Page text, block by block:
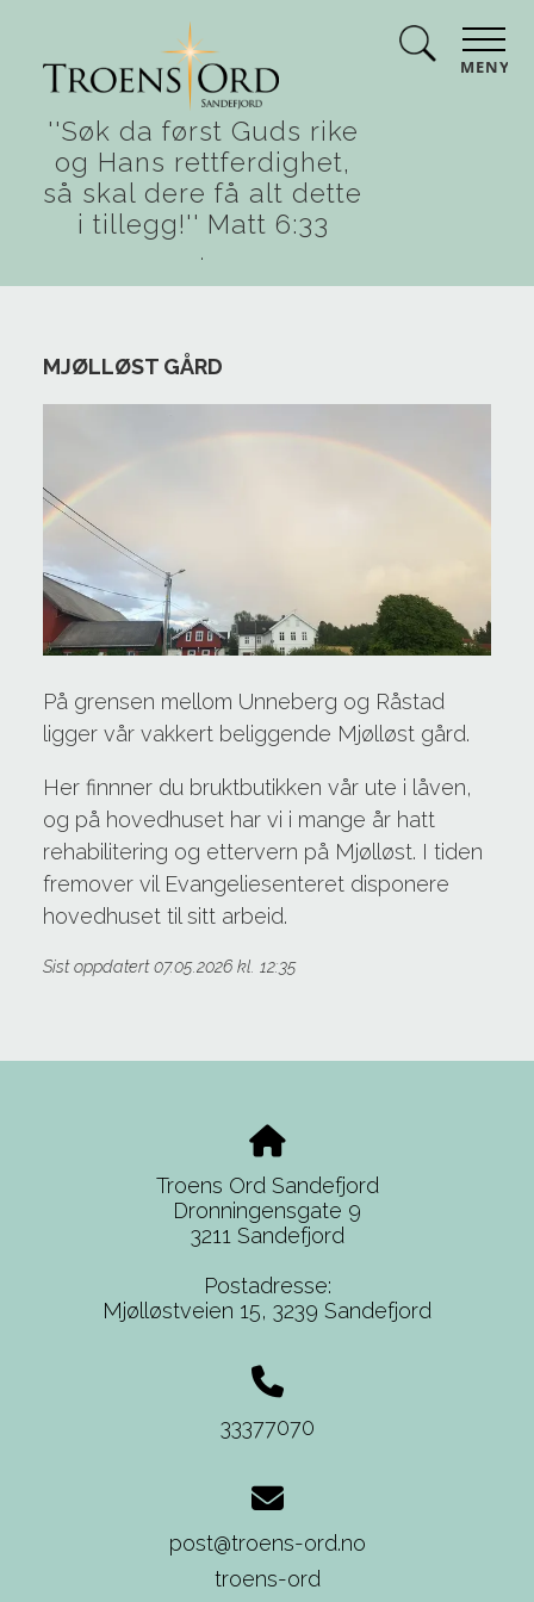
''Søk da først Guds rike
og Hans rettferdighet,
så skal dere få alt dette
i tillegg!'' Matt 6:33
.
MENY
MJØLLØST GÅRD
På grensen mellom Unneberg og Råstad
ligger vår vakkert beliggende Mjølløst gård.
Her finnner du bruktbutikken vår ute i låven,
og på hovedhuset har vi i mange år hatt
rehabilitering og ettervern på Mjølløst. I tiden
fremover vil Evangeliesenteret disponere
hovedhuset til sitt arbeid.
Sist oppdatert 07.05.2026 kl. 12:35
Troens Ord Sandefjord
Dronningensgate 9
3211 Sandefjord
Postadresse:
Mjølløstveien 15, 3239 Sandefjord
33377070
post@troens-ord.no
troens-ord